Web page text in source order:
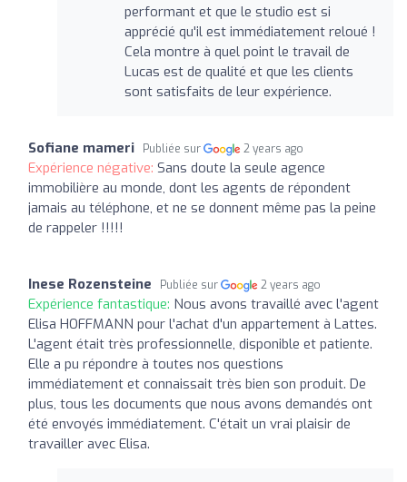
performant et que le studio est si
apprécié qu'il est immédiatement reloué !
Cela montre à quel point le travail de
Lucas est de qualité et que les clients
sont satisfaits de leur expérience.
Sofiane mameri Publiée sur 2 years ago
Expérience négative: Sans doute la seule agence
immobilière au monde, dont les agents de répondent
jamais au téléphone, et ne se donnent même pas la peine
de rappeler !!!!!
Inese Rozensteine Publiée sur 2 years ago
Expérience fantastique: Nous avons travaillé avec l'agent
Elisa HOFFMANN pour l'achat d'un appartement à Lattes.
L'agent était très professionnelle, disponible et patiente.
Elle a pu répondre à toutes nos questions
immédiatement et connaissait très bien son produit. De
plus, tous les documents que nous avons demandés ont
été envoyés immédiatement. C'était un vrai plaisir de
travailler avec Elisa.